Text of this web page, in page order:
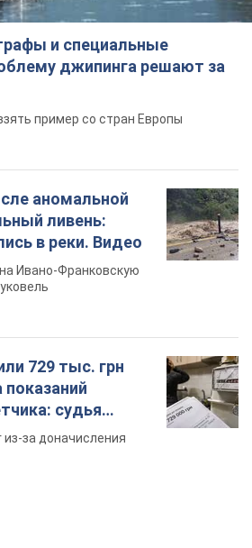
и специальные
джипинга решают за
пример со стран Европы
аномальной
ливень:
в реки. Видео
Ивано-Франковскую
729 тыс. грн
показаний
судья
решение
за доначисления